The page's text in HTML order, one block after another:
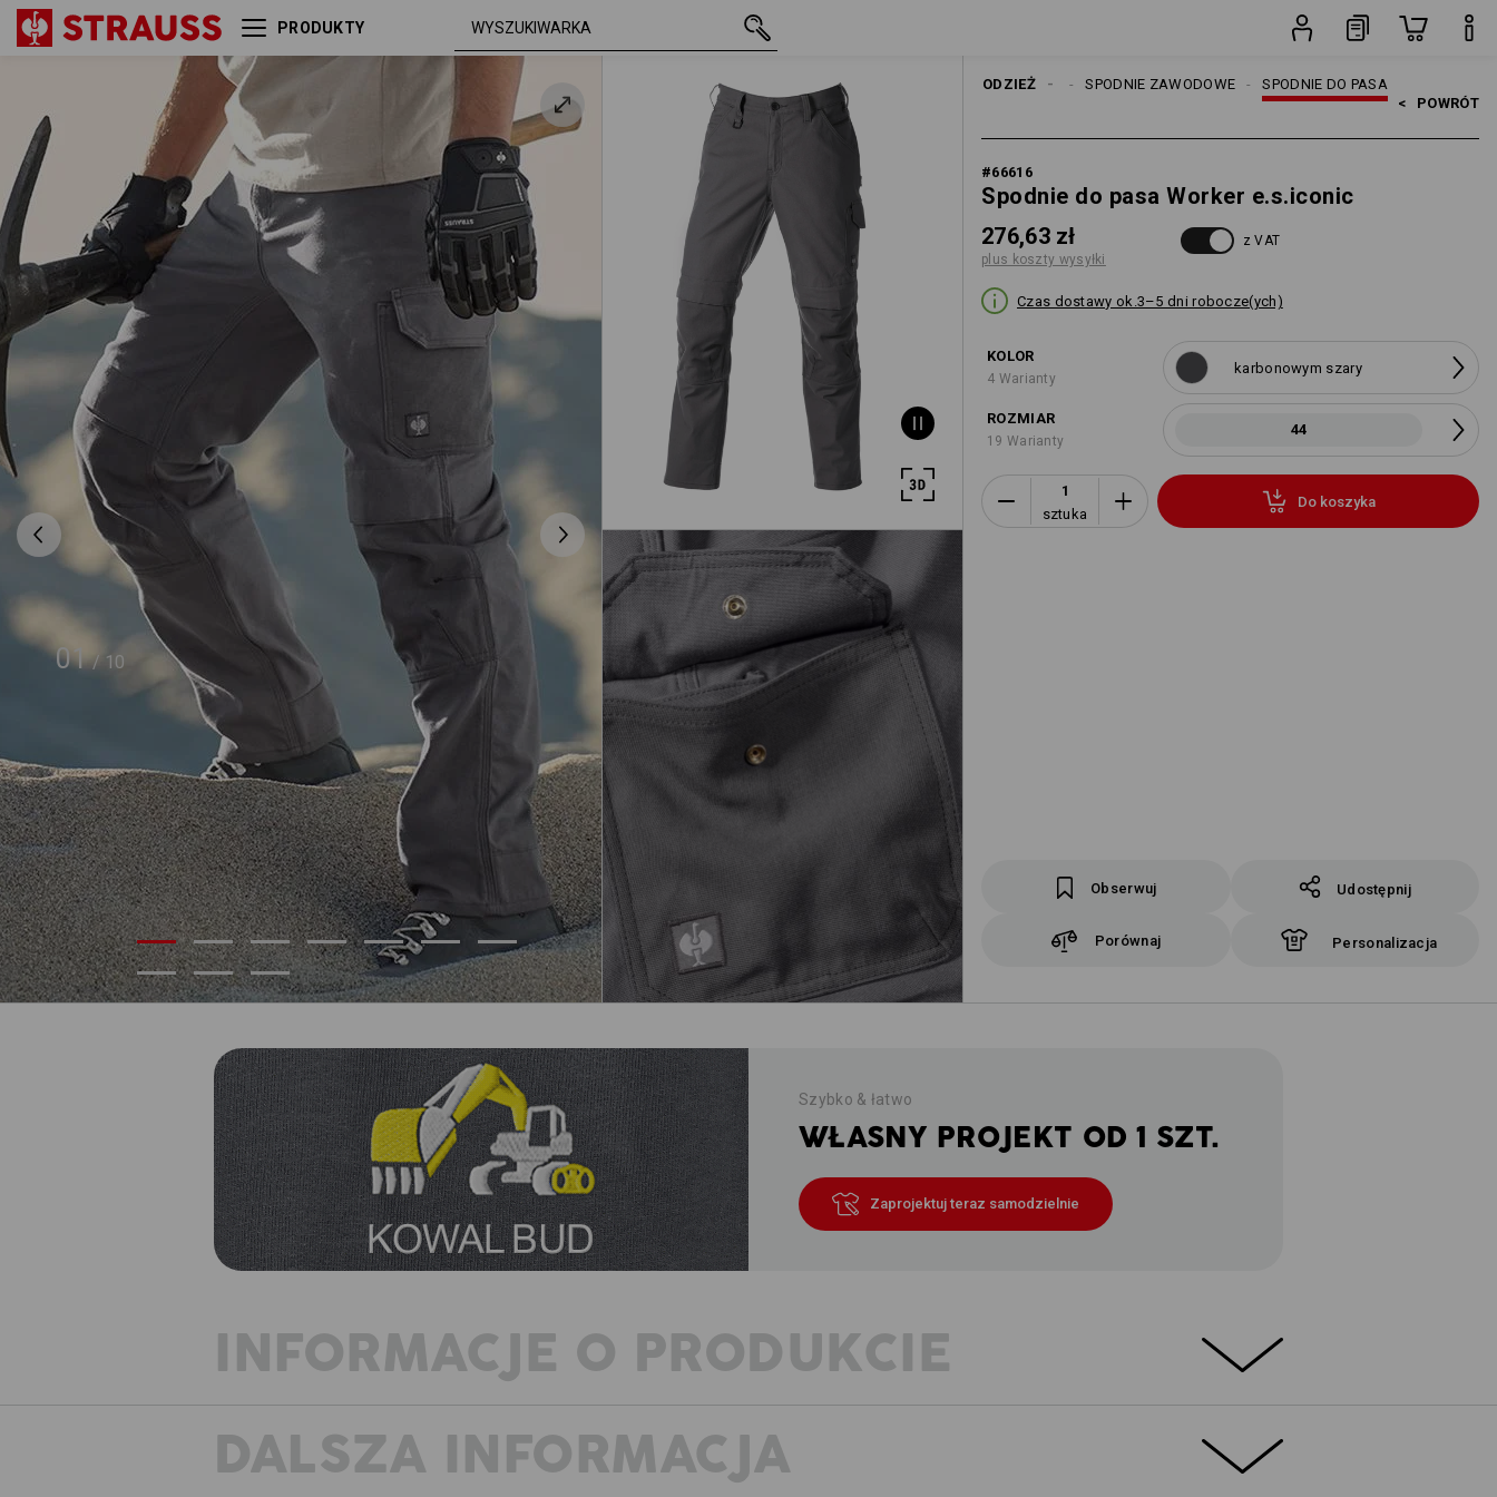
PRODUKTY
01 / 10
ODZIEŻ SPODNIE DO PASA
SPODNIE ZAWODOWE
SPODNIE ROBOCZE
MĘŻCZYŹNI
< POWRÓT
#66616
Spodnie do pasa Worker e.s.iconic
276,63 zł
plus koszty wysyłki
z VAT
Czas dostawy ok.3–5 dni robocze(ych)
KOLOR
4 Warianty
karbonowym szary
ROZMIAR
19 Warianty
44
sztuka
Do koszyka
Obserwuj Udostępnij
Porównaj Personalizacja
Spodnie do pasa Worker
e.s.iconic
44
Szybko & łatwo
WŁASNY PROJEKT OD 1 SZT.
Zaprojektuj teraz samodzielnie
INFORMACJE O PRODUKCIE
Sprawdzona jakość w ponadczasowym stylu
Spodnie do pasa Worker e.s.iconic są gwarancją długotrwałej niezawodności.
DALSZA INFORMACJA